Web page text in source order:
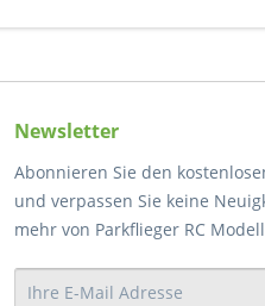
Newsletter
Abonnieren Sie den
und verpassen Sie keine
mehr von Parkflieger RC